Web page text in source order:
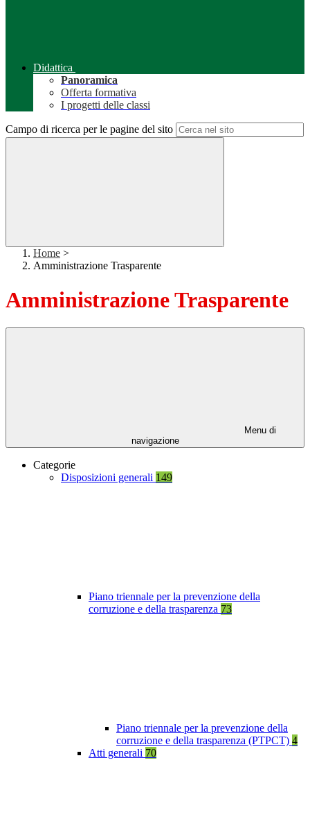
Didattica
Panoramica
Offerta formativa
I progetti delle classi
Campo di ricerca per le pagine del sito
Home >
Amministrazione Trasparente
Amministrazione Trasparente
Menu di
navigazione
Categorie
Disposizioni generali 149
Piano triennale per la prevenzione della
corruzione e della trasparenza 73
Piano triennale per la prevenzione della
corruzione e della trasparenza (PTPCT) 4
Atti generali 70